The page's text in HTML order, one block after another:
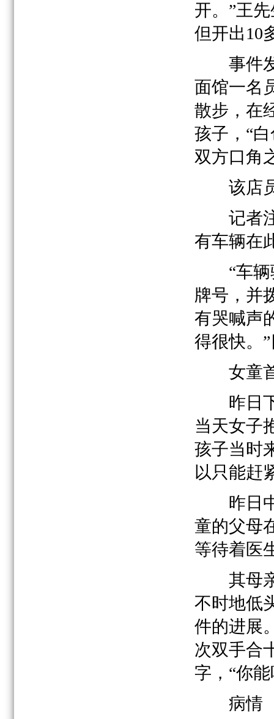
开。”王
但开出10
事件发
面馆一名
散步，在
孩子，“
双方口角
该店员
记者注
有车辆在
“车辆驶
牌号，并
有哭喊声
得很快。
女童首
昨日下
当天女子
孩子当时
以只能赶
昨日中
童的父母
等待着医
其母亲
不时地低
件的进展
次双手合
字，“你
病情